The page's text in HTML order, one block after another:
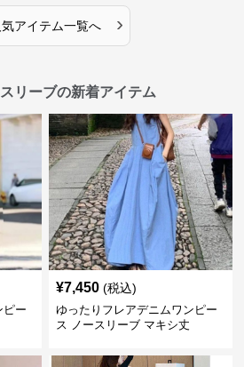
気アイテム一覧へ ›
リーブの新着アイテム
ピー
¥7,450 (税込)
ゆったりフレアデニムワンピー
ス ノースリーブ マキシ丈